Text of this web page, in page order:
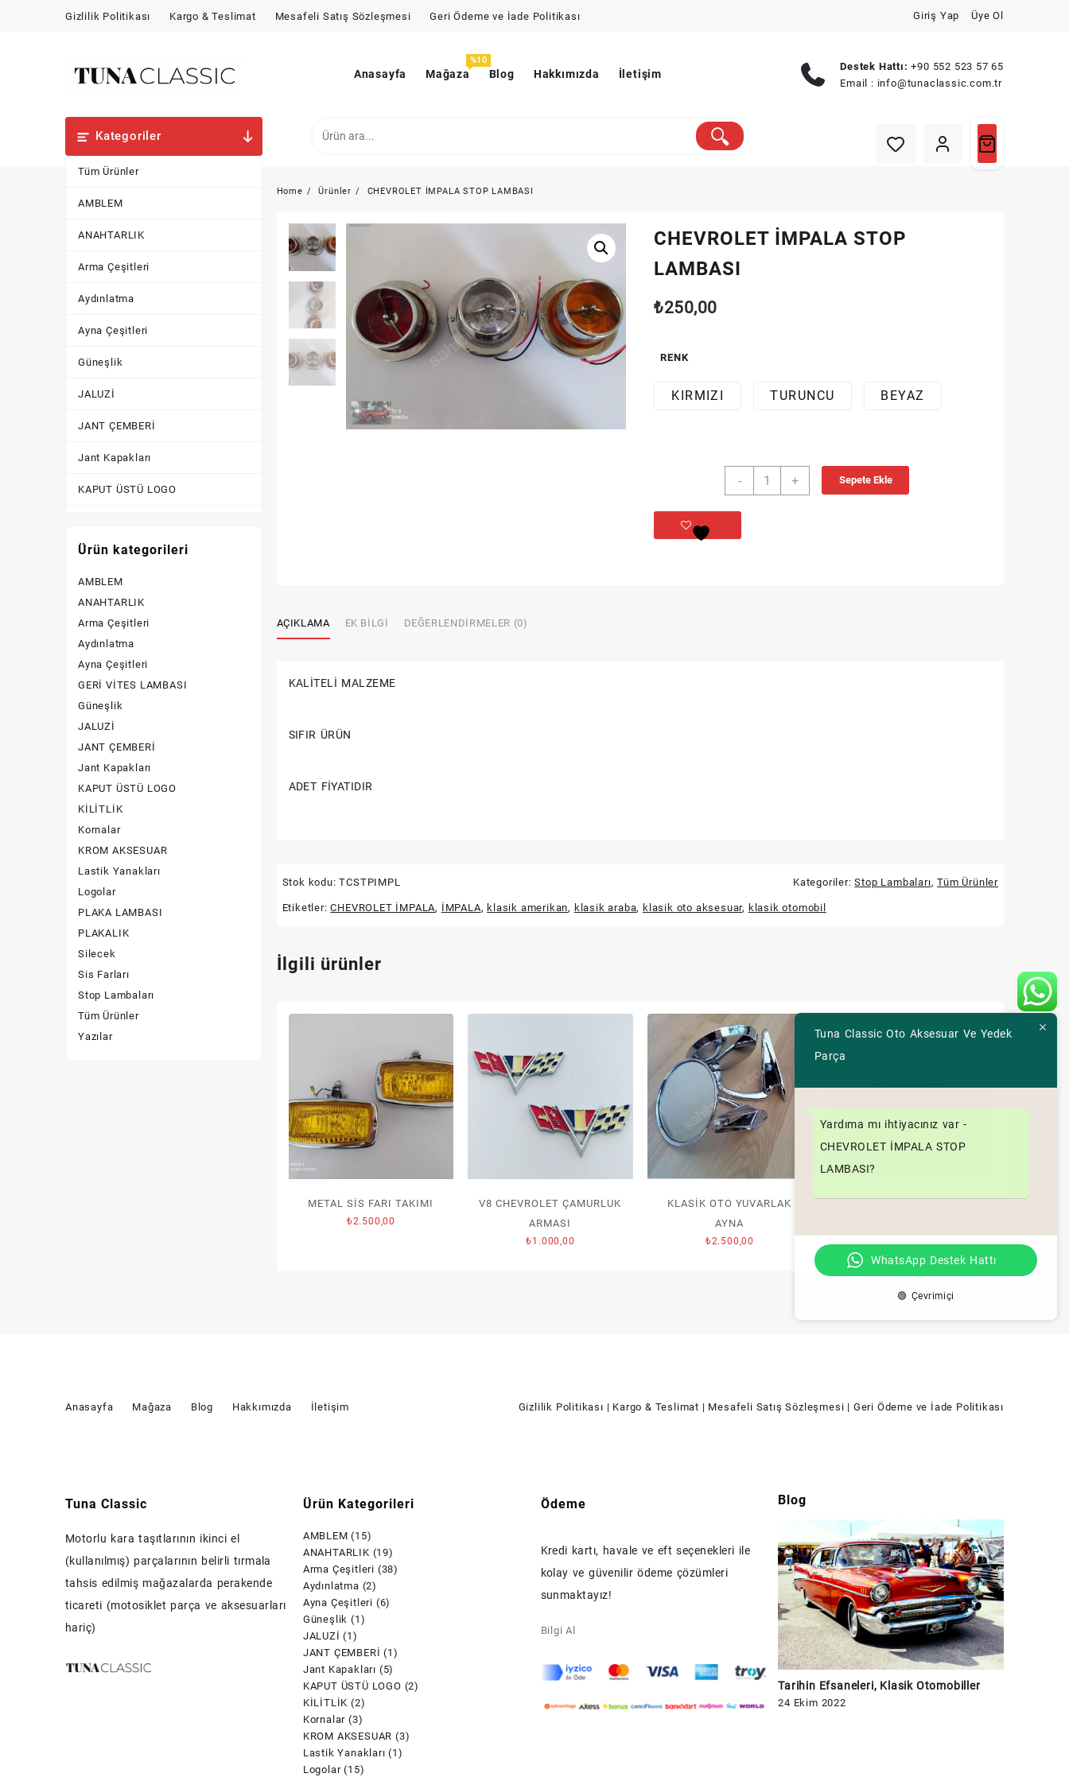
Gizlilik Politikası Kargo & Teslimat Mesafeli Satış Sözleşmesi Geri Ödeme ve İade Politikası Giriş Yap Üye Ol
Anasayfa Mağaza
%10
Blog Hakkımızda İletişim
Destek Hattı: +90 552 523 57 65
Email : info@tunaclassic.com.tr
Kategoriler
Tüm Ürünler
AMBLEM
ANAHTARLIK
Arma Çeşitleri
Aydınlatma
Ayna Çeşitleri
Güneşlik
JALUZİ
JANT ÇEMBERİ
Jant Kapakları
KAPUT ÜSTÜ LOGO
Kornalar
KROM AKSESUAR
Lastik Yanakları
Logolar
PLAKA LAMBASI
PLAKALIK
Silecek
Sis Farları
Stop Lambaları
Home Ürünler CHEVROLET İMPALA STOP LAMBASI
CHEVROLET İMPALA STOP
LAMBASI
₺250,00
RENK
KIRMIZI TURUNCU BEYAZ
-
CHEVROLET
+ Sepete Ekle
AÇIKLAMA EK BILGI DEĞERLENDIRMELER (0)
KALİTELİ MALZEME
SIFIR ÜRÜN
ADET FİYATIDIR
Stok kodu:TCSTPIMPL Kategoriler:Stop Lambaları,Tüm Ürünler
Etiketler:CHEVROLET İMPALA, İMPALA, klasik amerikan, klasik araba, klasik oto aksesuar, klasik otomobil
İlgili ürünler
METAL SİS FARI TAKIMI
₺2.500,00
V8 CHEVROLET ÇAMURLUK
ARMASI
₺1.000,00
KLASİK OTO YUVARLAK
AYNA
₺2.500,00
Ürün kategorileri
AMBLEM
ANAHTARLIK
Arma Çeşitleri
Aydınlatma
Ayna Çeşitleri
GERİ VİTES LAMBASI
Güneşlik
JALUZİ
JANT ÇEMBERİ
Jant Kapakları
KAPUT ÜSTÜ LOGO
KİLİTLİK
Kornalar
KROM AKSESUAR
Lastik Yanakları
Logolar
PLAKA LAMBASI
PLAKALIK
Silecek
Sis Farları
Stop Lambaları
Tüm Ürünler
Yazılar
Anasayfa Mağaza Blog Hakkımızda İletişim Gizlilik Politikası | Kargo & Teslimat | Mesafeli Satış Sözleşmesi | Geri Ödeme ve İade Politikası
Tuna Classic
Motorlu kara taşıtlarının ikinci el
(kullanılmış) parçalarının belirli tırmala
tahsis edilmiş mağazalarda perakende
ticareti (motosiklet parça ve aksesuarları
hariç)
Ürün Kategorileri
AMBLEM (15)
ANAHTARLIK (19)
Arma Çeşitleri (38)
Aydınlatma (2)
Ayna Çeşitleri (6)
Güneşlik (1)
JALUZİ (1)
JANT ÇEMBERİ (1)
Jant Kapakları (5)
KAPUT ÜSTÜ LOGO (2)
KİLİTLİK (2)
Kornalar (3)
KROM AKSESUAR (3)
Lastik Yanakları (1)
Logolar (15)
Ödeme
Kredi kartı, havale ve eft seçenekleri ile
kolay ve güvenilir ödeme çözümleri
sunmaktayız!
Bilgi Al
Blog
Tarihin Efsaneleri, Klasik Otomobiller
24 Ekim 2022
Tuna Classic Oto Aksesuar Ve Yedek
Parça
Yardıma mı ihtiyacınız var -
CHEVROLET İMPALA STOP
LAMBASI?
WhatsApp Destek Hattı
🟢 Çevrimiçi